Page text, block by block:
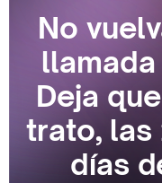
No
Deja
trato, las
días